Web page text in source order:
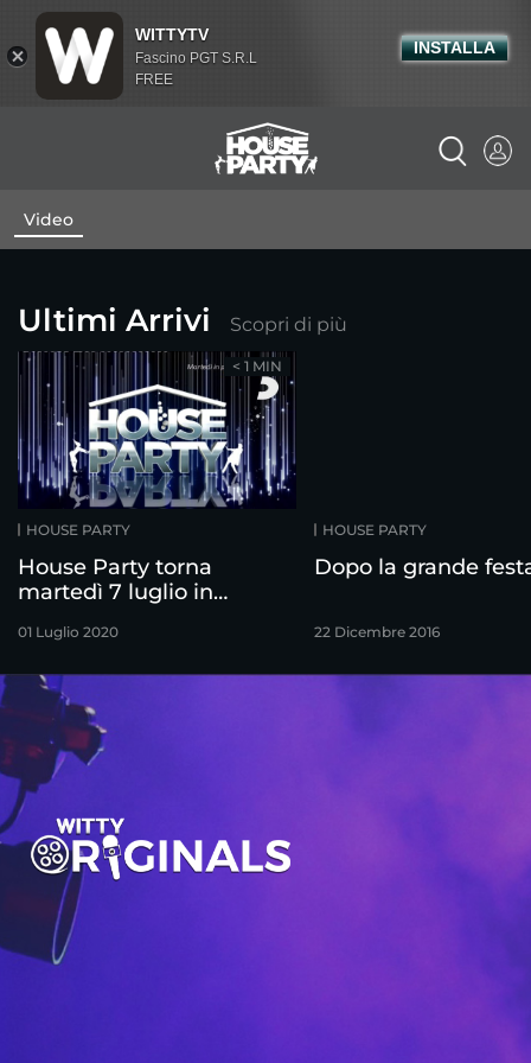
Video
Ultimi Arrivi Scopri di più
HOUSE PARTY
House Party torna
martedì 7 luglio in
5
01 Luglio 2020
< 1 MIN
HOUSE PARTY
Dopo la grande
22 Dicembre 2016
WITTYTV
Fascino PGT S.R.L
FREE
INSTALLA